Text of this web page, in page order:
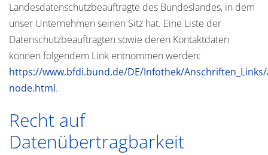
Landesdatenschutzbeauftragte des Bundeslandes, in dem
unser Unternehmen seinen Sitz hat. Eine Liste der
Datenschutzbeauftragten sowie deren Kontaktdaten
können folgendem Link entnommen werden:
https://www.bfdi.bund.de/DE/Infothek/
node.html.
Recht auf
Datenübertragbarkeit